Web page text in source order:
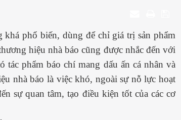
phổ biến, dùng để chỉ giá trị sản phẩm
hiệu nhà báo cũng được nhắc đến với
phẩm báo chí mang dấu ấn cá nhân và
nhà báo là việc khó, ngoài sự nỗ lực hoạt
sự quan tâm, tạo điều kiện tốt của các cơ